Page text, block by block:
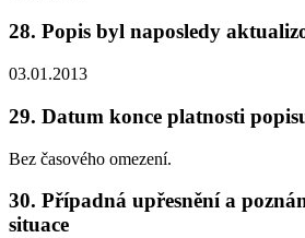
28. Popis byl naposledy
03.01.2013
29. Datum konce platnosti
Bez časového omezení.
30. Případná upřesnění a
situace